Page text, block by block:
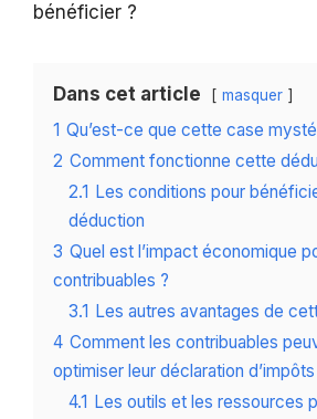
bénéficier ?
Dans cet article masquer
1 Qu’est-ce que cette case
2 Comment fonctionne cette
2.1 Les conditions pour
déduction
3 Quel est l’impact économique
contribuables ?
3.1 Les autres avantages de
4 Comment les contribuables
optimiser leur déclaration d’impôts
4.1 Les outils et les ressources